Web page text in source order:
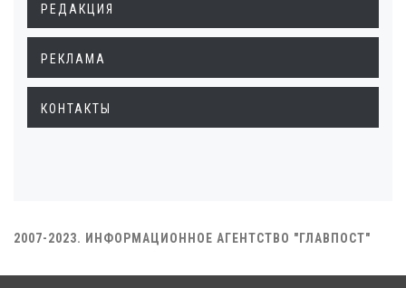
РЕДАКЦИЯ
РЕКЛАМА
КОНТАКТЫ
2007-2023. ИНФОРМАЦИОННОЕ АГЕНТСТВО "ГЛАВПОСТ"